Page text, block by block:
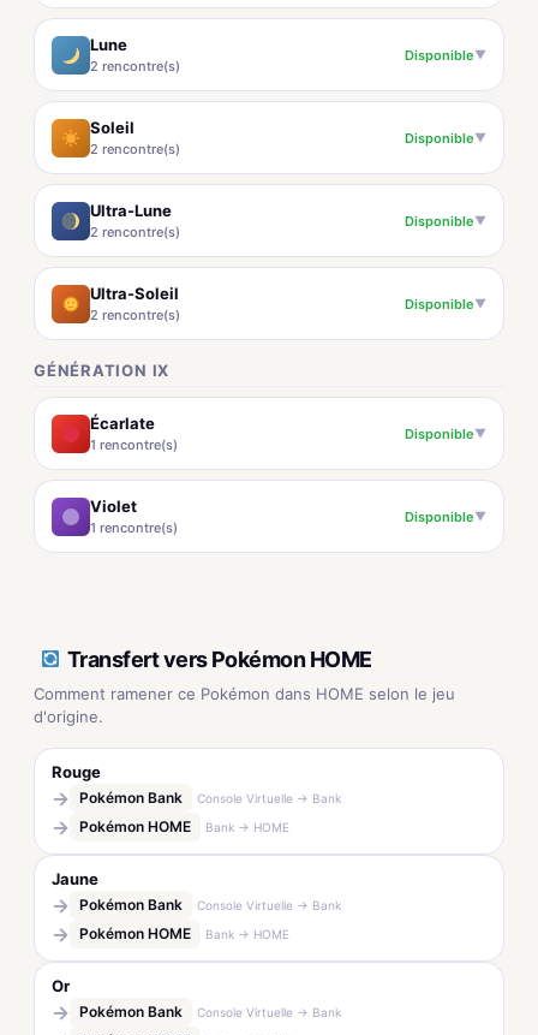
Lune
2 rencontre(s)
Disponible▼
Soleil
2 rencontre(s)
Disponible▼
Ultra-Lune
2 rencontre(s)
Disponible▼
Ultra-Soleil
2 rencontre(s)
Disponible▼
GÉNÉRATION IX
Écarlate
1 rencontre(s)
Disponible▼
Violet
1 rencontre(s)
Disponible▼
Transfert vers Pokémon HOME
Comment ramener ce Pokémon dans HOME selon le jeu
d'origine.
Rouge
→ Pokémon Bank Console Virtuelle → Bank
→ Pokémon HOME Bank → HOME
Jaune
→ Pokémon Bank Console Virtuelle → Bank
→ Pokémon HOME Bank → HOME
Or
→ Pokémon Bank Console Virtuelle → Bank